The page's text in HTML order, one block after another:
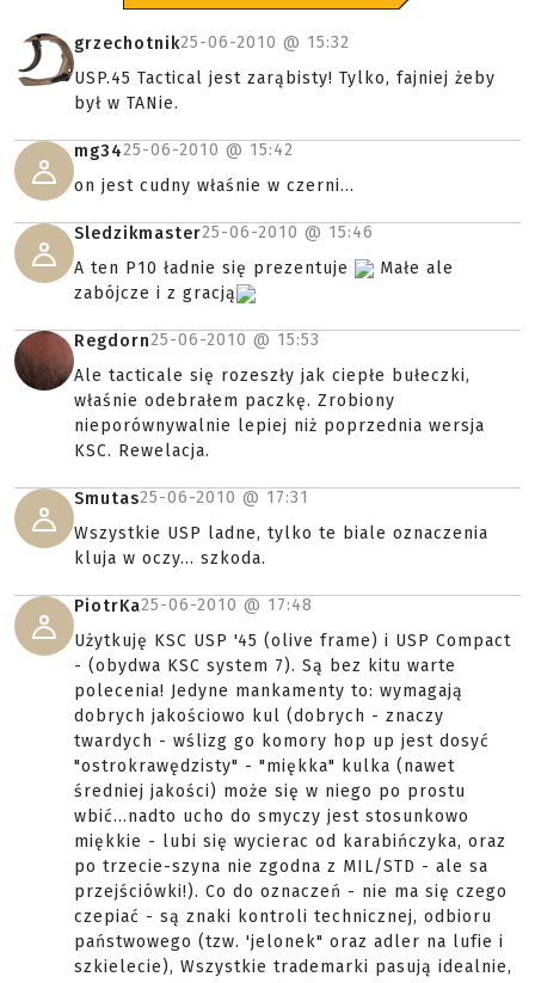
grzechotnik25-06-2010 @ 15:32
USP.45 Tactical jest zarąbisty! Tylko, fajniej żeby
był w TANie.
mg3425-06-2010 @ 15:42
on jest cudny właśnie w czerni...
Sledzikmaster25-06-2010 @ 15:46
A ten P10 ładnie się prezentuje
Małe ale
zabójcze i z gracją
Regdorn25-06-2010 @ 15:53
Ale tacticale się rozeszły jak ciepłe bułeczki,
właśnie odebrałem paczkę. Zrobiony
nieporównywalnie lepiej niż poprzednia wersja
KSC. Rewelacja.
Smutas25-06-2010 @ 17:31
Wszystkie USP ladne, tylko te biale oznaczenia
kluja w oczy... szkoda.
PiotrKa25-06-2010 @ 17:48
Użytkuję KSC USP '45 (olive frame) i USP Compact
- (obydwa KSC system 7). Są bez kitu warte
polecenia! Jedyne mankamenty to: wymagają
dobrych jakościowo kul (dobrych - znaczy
twardych - wślizg go komory hop up jest dosyć
"ostrokrawędzisty" - "miękka" kulka (nawet
średniej jakości) może się w niego po prostu
wbić...nadto ucho do smyczy jest stosunkowo
miękkie - lubi się wycierac od karabińczyka, oraz
po trzecie-szyna nie zgodna z MIL/STD - ale sa
przejściówki!). Co do oznaczeń - nie ma się czego
czepiać - są znaki kontroli technicznej, odbioru
państwowego (tzw. 'jelonek" oraz adler na lufie i
szkielecie), Wszystkie trademarki pasują idealnie,